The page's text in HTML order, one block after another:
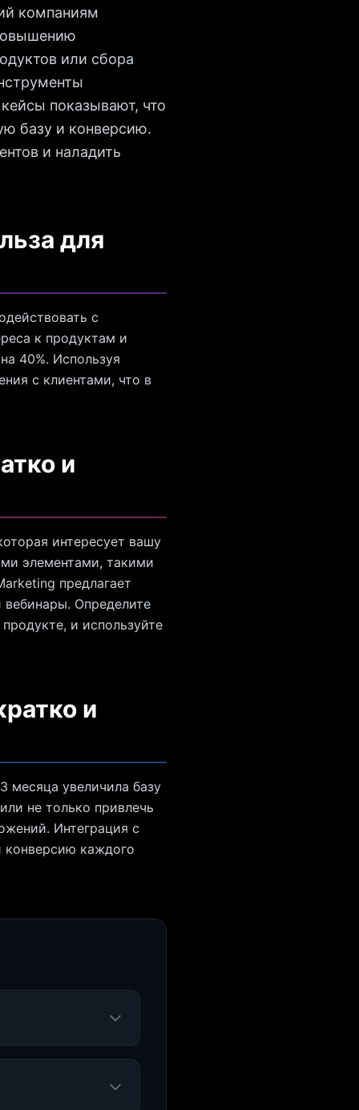
компаниям
или сбора
показывают, что
базу и конверсию.
и наладить
для
с
к продуктам и
40%. Используя
с клиентами, что в
и
интересует вашу
элементами, такими
предлагает
Определите
и используйте
и
месяца увеличила базу
не только привлечь
Интеграция с
конверсию каждого